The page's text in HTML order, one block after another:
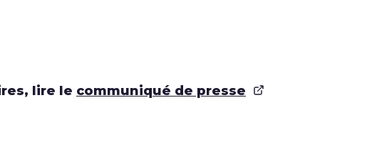
lire le communiqué de presse